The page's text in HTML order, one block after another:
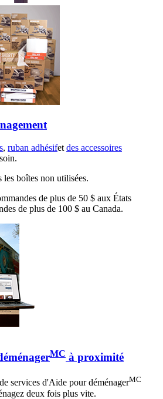
, ruban adhésifet des accessoires
les boîtes non utilisées.
de plus de 50 $ aux États
de plus de 100 $ au Canada.
MC à proximité
services d'Aide pour déménagerMC
deux fois plus vite.